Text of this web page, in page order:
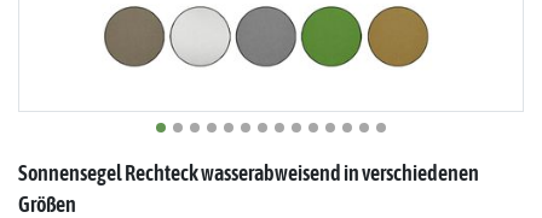
Sonnensegel Rechteck wasserabweisend in verschiedenen
Größen